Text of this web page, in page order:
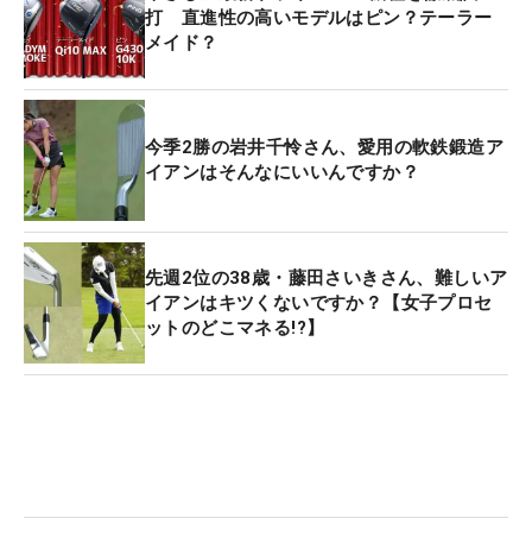
打 直進性の高いモデルはピン？テーラー
メイド？
今季2勝の岩井千怜さん、愛用の軟鉄鍛造ア
イアンはそんなにいいんですか？
先週2位の38歳・藤田さいきさん、難しいア
イアンはキツくないですか？【女子プロセ
ットのどこマネる!?】